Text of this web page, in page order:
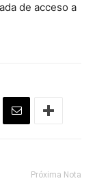
de acceso a
Próxima Nota